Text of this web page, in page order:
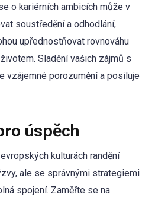
o kariérních ambicích může v
soustředění a odhodlání,
upřednostňovat rovnováhu
Sladění vašich zájmů s
vzájemné porozumění a posiluje
úspěch
kulturách randění
ale se správnými strategiemi
spojení. Zaměřte se na